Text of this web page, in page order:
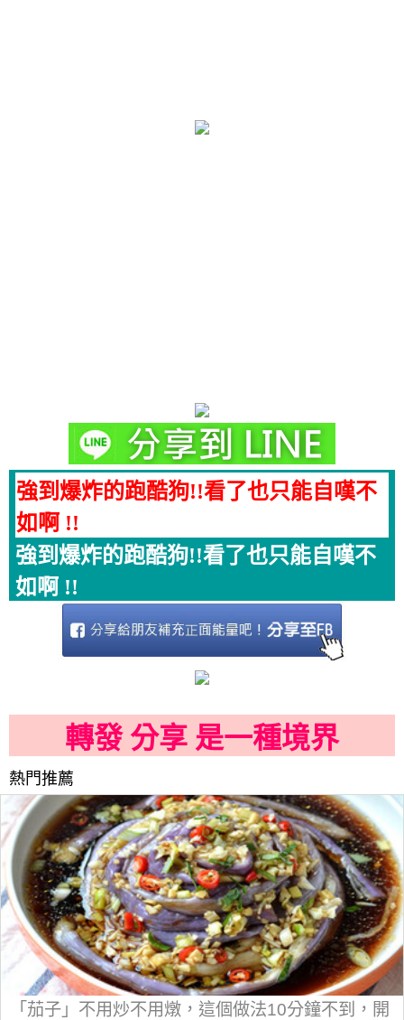
強到爆炸的跑酷狗!!看了也只能自嘆不
如啊 !!
強到爆炸的跑酷狗!!看了也只能自嘆不
如啊 !!
轉發 分享 是一種境界
熱門推薦
「茄子」不用炒不用燉，這個做法10分鐘不到，開